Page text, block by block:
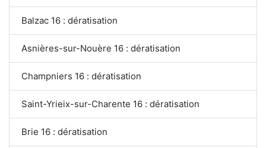
Balzac 16 : dératisation
Asnières-sur-Nouère 16 : dératisation
Champniers 16 : dératisation
Saint-Yrieix-sur-Charente 16 : dératisation
Brie 16 : dératisation